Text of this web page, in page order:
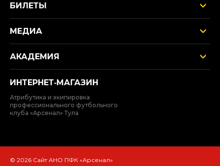
БИЛЕТЫ
МЕДИА
АКАДЕМИЯ
ИНТЕРНЕТ‑МАГАЗИН
Атрибутика и экипировка
профессионального футбольного
клуба «Арсенал» Тула
© 2026 Сайт АНО ПФК «Арсенал»